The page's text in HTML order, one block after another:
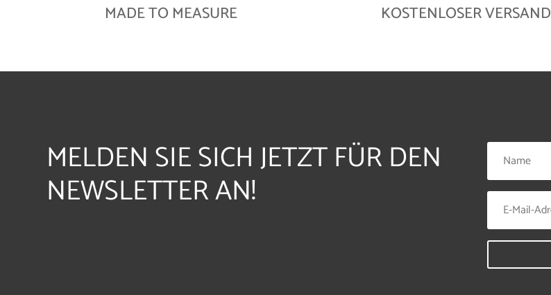
MADE TO MEASURE KOSTENLOSER VERSAND
MELDEN SIE SICH JETZT FÜR DEN
NEWSLETTER AN!